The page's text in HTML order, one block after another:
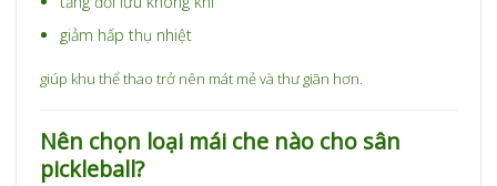
giảm hấp thụ nhiệt
giúp khu thể thao trở nên mát mẻ và thư giãn hơn.
Nên chọn loại mái che nào cho sân
pickleball?